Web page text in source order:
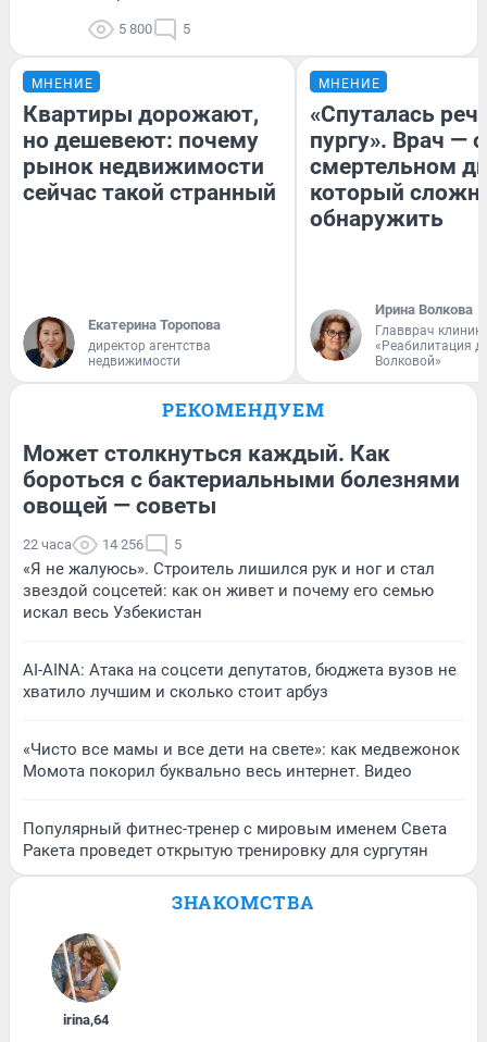
5 800 5
МНЕНИЕ
Квартиры дорожают,
но дешевеют: почему
рынок недвижимости
сейчас такой странный
Екатерина Торопова
директор агентства
недвижимости
МНЕНИЕ
«Спуталась
пургу». Врач — о
смертельном
который
обнаружить
Ирина Волкова
Главврач
«Реабилитация
Волковой»
РЕКОМЕНДУЕМ
Может столкнуться каждый. Как
бороться с бактериальными болезнями
овощей — советы
22 часа 14 256 5
«Я не жалуюсь». Строитель лишился рук и ног и стал
звездой соцсетей: как он живет и почему его семью
искал весь Узбекистан
AI-AINA: Атака на соцсети депутатов, бюджета вузов не
хватило лучшим и сколько стоит арбуз
«Чисто все мамы и все дети на свете»: как медвежонок
Момота покорил буквально весь интернет. Видео
Популярный фитнес-тренер с мировым именем Света
Ракета проведет открытую тренировку для сургутян
ЗНАКОМСТВА
irina,64